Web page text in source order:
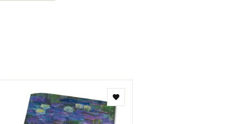
Toevoegen
aan
verlanglijst